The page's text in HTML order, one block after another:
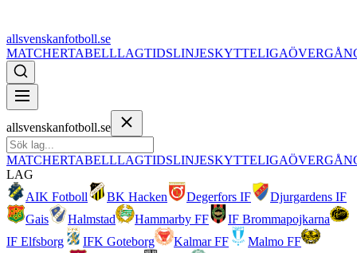
allsvenskanfotboll.se
MATCHERTABELLLAGTIDSLINJESKYTTELIGA
allsvenskanfotboll.se
MATCHERTABELLLAGTIDSLINJESKYTTELIGA
LAG
AIK Fotboll
BK Hacken Degerfors IF
Djurgardens IF
Gais
Halmstad Hammarby FF
IF Brommapojkarna
IF Elfsborg
IFK Goteborg Kalmar FF
Malmo FF